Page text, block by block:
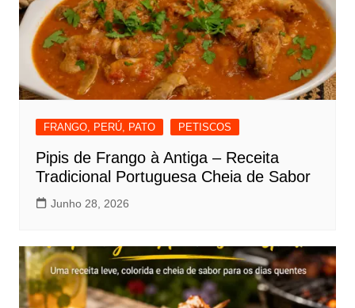
FRANGO, PERÚ, PATO PETISCOS
Pipis de Frango à Antiga – Receita
Tradicional Portuguesa Cheia de Sabor
Junho 28, 2026